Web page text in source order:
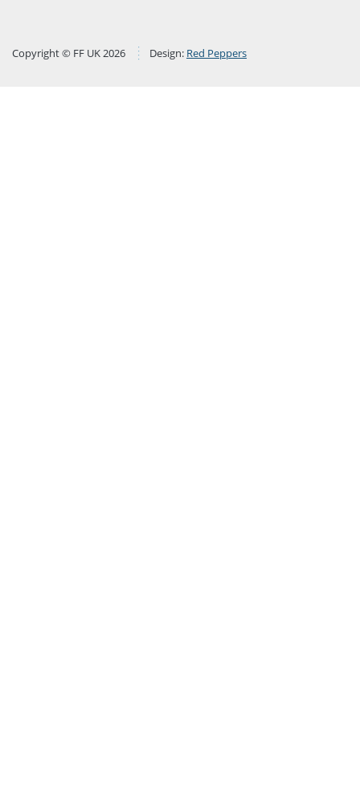
Copyright © FF UK 2026 Design: Red Peppers